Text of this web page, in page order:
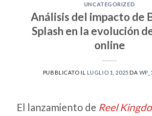
UNCATEGORIZED
Análisis del impacto de
Splash en la evolución
online
PUBBLICATO IL LUGLIO 1, 2025 DA
El lanzamiento de Reel